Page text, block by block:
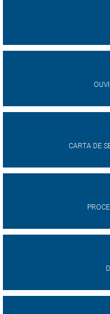
CARTA DE